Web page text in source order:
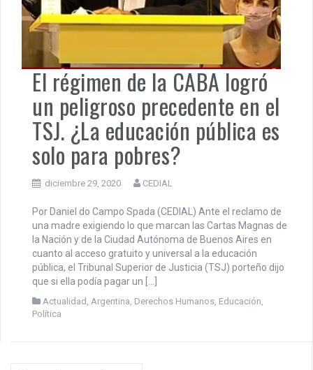
El régimen de la CABA logró
un peligroso precedente en el
TSJ. ¿La educación pública es
solo para pobres?
diciembre 29, 2020 CEDIAL
Por Daniel do Campo Spada (CEDIAL) Ante el reclamo de
una madre exigiendo lo que marcan las Cartas Magnas de
la Nación y de la Ciudad Autónoma de Buenos Aires en
cuanto al acceso gratuito y universal a la educación
pública, el Tribunal Superior de Justicia (TSJ) porteño dijo
que si ella podía pagar un […]
Actualidad , Argentina, Derechos Humanos, Educación,
Política